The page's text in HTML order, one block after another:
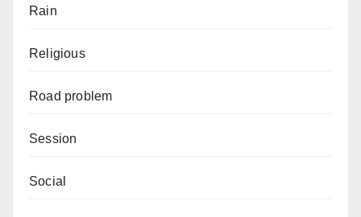
Rain
Religious
Road problem
Session
Social